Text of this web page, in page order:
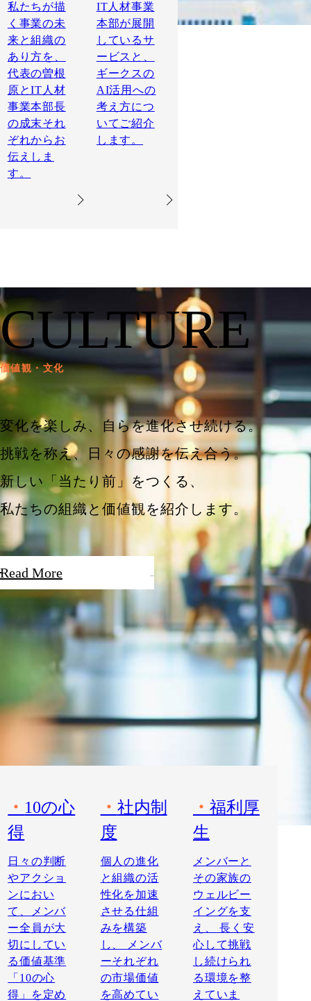
私たちが描
く事業の未
来と組織の
あり方を、
代表の曽根
原とIT人材
事業本部長
の成末それ
ぞれからお
伝えしま
す。
IT人材事業
本部が展開
しているサ
ービスと、
ギークスの
AI活用への
考え方につ
いてご紹介
します。
価値観・文化
CULTURE
変化を楽しみ、自らを進化させ続ける。
挑戦を称え、日々の感謝を伝え合う。
新しい「当たり前」をつくる、
私たちの組織と価値観を紹介します。
Read More
10の心
得
日々の判断
やアクショ
ンにおい
て、メンバ
ー全員が大
切にしてい
る価値基準
「10の心
得」を定め
社内制
度
個人の進化
と組織の活
性化を加速
させる仕組
みを構築
し、 メンバ
ーそれぞれ
の市場価値
を高めてい
福利厚
生
メンバーと
その家族の
ウェルビー
イングを支
え、 長く安
心して挑戦
し続けられ
る環境を整
えていま